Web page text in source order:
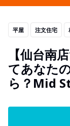
平屋 注文住宅
【仙台南
てあなた
ら？Mid